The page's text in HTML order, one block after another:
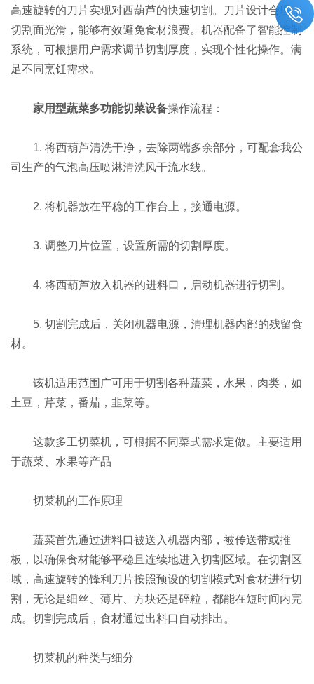
高速旋转的刀片实现对西葫芦的快速切割。刀片设计合理，
切割面光滑，能够有效避免食材浪费。机器配备了智能控制
系统，可根据用户需求调节切割厚度，实现个性化操作。满
足不同烹饪需求。
家用型蔬菜多功能切菜设备操作流程：
1. 将西葫芦清洗干净，去除两端多余部分，可配套我公
司生产的气泡高压喷淋清洗风干流水线。
2. 将机器放在平稳的工作台上，接通电源。
3. 调整刀片位置，设置所需的切割厚度。
4. 将西葫芦放入机器的进料口，启动机器进行切割。
5. 切割完成后，关闭机器电源，清理机器内部的残留食
材。
该机适用范围广可用于切割各种蔬菜，水果，肉类，如
土豆，芹菜，番茄，韭菜等。
这款多工切菜机，可根据不同菜式需求定做。主要适用
于蔬菜、水果等产品
切菜机的工作原理
蔬菜首先通过进料口被送入机器内部，被传送带或推
板，以确保食材能够平稳且连续地进入切割区域。在切割区
域，高速旋转的锋利刀片按照预设的切割模式对食材进行切
割，无论是细丝、薄片、方块还是碎粒，都能在短时间内完
成。切割完成后，食材通过出料口自动排出。
切菜机的种类与细分